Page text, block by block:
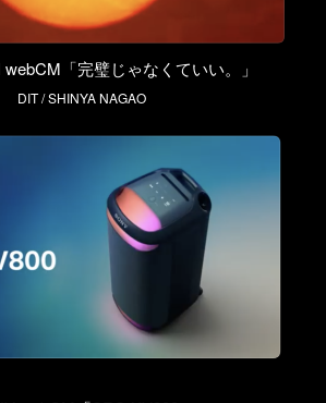
「完璧じゃなくていい。」
DIT / SHINYA NAGAO